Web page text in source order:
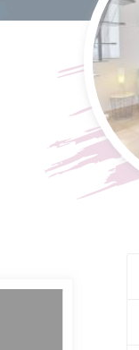
échappées :
baldiviennes
natures dans la